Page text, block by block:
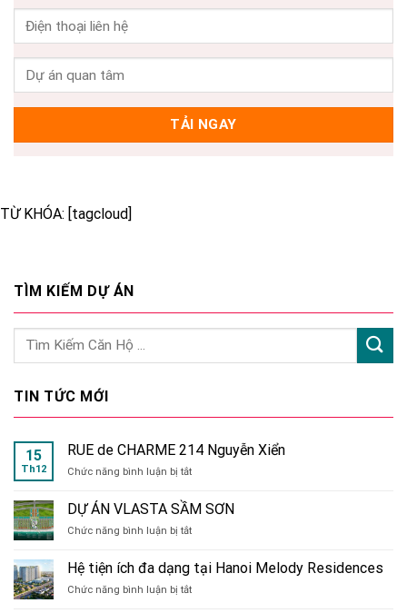
TỪ KHÓA: [tagcloud]
TÌM KIẾM DỰ ÁN
TIN TỨC MỚI
15
Th12
RUE de CHARME 214 Nguyễn Xiển
Chức năng bình luận bị tắtở
de
CHARME
214
Xiển
DỰ ÁN VLASTA SẦM SƠN
Chức năng bình luận bị tắtở
ÁN
VLASTA
SẦM
Hệ tiện ích đa dạng tại Hanoi Melody Residences
Chức năng bình luận bị tắtở